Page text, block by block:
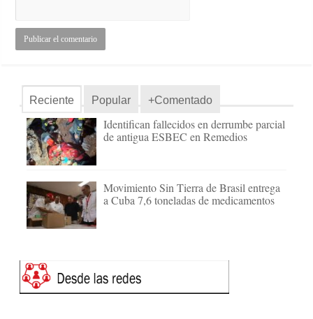
Reciente Popular +Comentado
Identifican fallecidos en derrumbe parcial
de antigua ESBEC en Remedios
Movimiento Sin Tierra de Brasil entrega
a Cuba 7,6 toneladas de medicamentos